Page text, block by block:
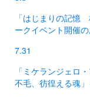
「はじまりの記憶
ークイベント開催
7.31
「ミケランジェロ
不毛、彷徨える魂